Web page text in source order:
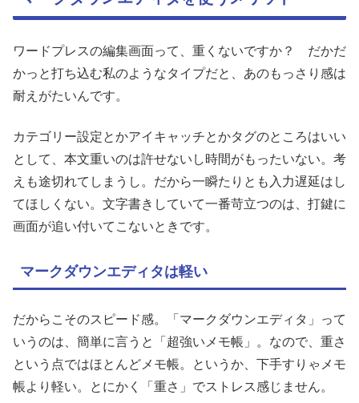
ワードプレスの編集画面って、重くないですか？ だかだ
かっと打ち込む私のようなタイプだと、あのもっさり感は
耐えがたいんです。
カテゴリー設定とかアイキャッチとかタグのところはいい
として、本文重いのは許せないし時間がもったいない。考
えも途切れてしまうし。だから一瞬たりとも入力遅延はし
てほしくない。文字書きしていて一番苛立つのは、打鍵に
画面が追い付いてこないときです。
マークダウンエディタは軽い
だからこそのスピード感。「マークダウンエディタ」って
いうのは、簡単に言うと「超強いメモ帳」。なので、重さ
という点ではほとんどメモ帳。というか、下手すりゃメモ
帳より軽い。とにかく「重さ」でストレス感じません。